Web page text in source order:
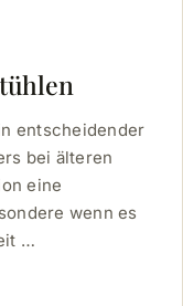
entscheidender
bei älteren
eine
wenn es
…